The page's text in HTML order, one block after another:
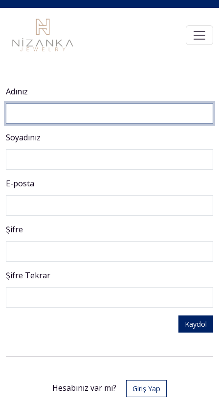
Adınız
Soyadınız
E-posta
Şifre
Şifre Tekrar
Kaydol
Hesabınız var mı? Giriş Yap